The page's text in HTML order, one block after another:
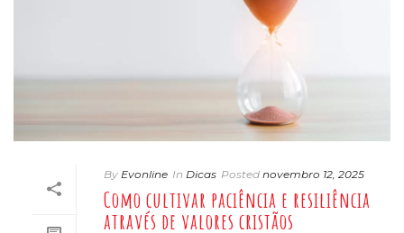
By Evonline In Dicas Posted novembro 12, 2025
Como cultivar paciência e resiliência
através de valores cristãos